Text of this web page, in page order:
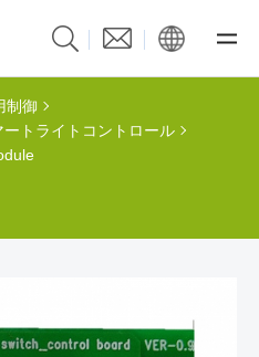
制御
ートライトコントロール